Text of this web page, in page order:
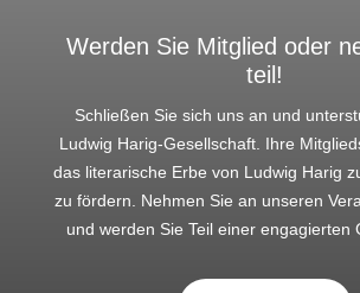
Werden Sie Mitglied oder
teil!
Schließen Sie sich uns an und
Ludwig Harig-Gesellschaft. Ihre
das literarische Erbe von Ludwig Harig
zu fördern. Nehmen Sie an unseren
und werden Sie Teil einer engagierten